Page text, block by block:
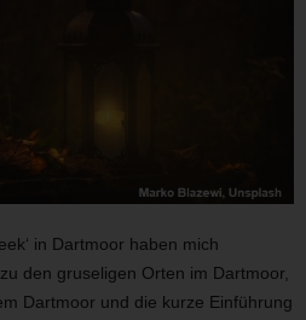
in Dartmoor haben mich
den gruseligen Orten im Dartmoor,
Dartmoor und die kurze Einführung